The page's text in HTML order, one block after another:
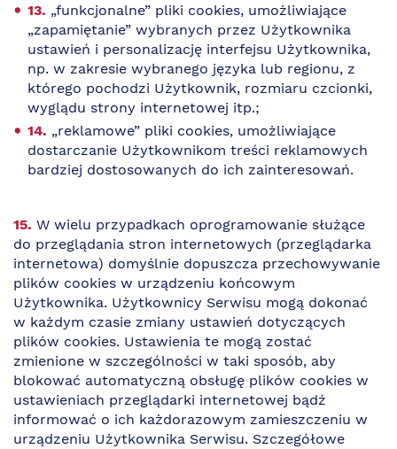
„funkcjonalne” pliki cookies, umożliwiające
„zapamiętanie” wybranych przez Użytkownika
ustawień i personalizację interfejsu Użytkownika,
np. w zakresie wybranego języka lub regionu, z
którego pochodzi Użytkownik, rozmiaru czcionki,
wyglądu strony internetowej itp.;
„reklamowe” pliki cookies, umożliwiające
dostarczanie Użytkownikom treści reklamowych
bardziej dostosowanych do ich zainteresowań.
W wielu przypadkach oprogramowanie służące
do przeglądania stron internetowych (przeglądarka
internetowa) domyślnie dopuszcza przechowywanie
plików cookies w urządzeniu końcowym
Użytkownika. Użytkownicy Serwisu mogą dokonać
w każdym czasie zmiany ustawień dotyczących
plików cookies. Ustawienia te mogą zostać
zmienione w szczególności w taki sposób, aby
blokować automatyczną obsługę plików cookies w
ustawieniach przeglądarki internetowej bądź
informować o ich każdorazowym zamieszczeniu w
urządzeniu Użytkownika Serwisu. Szczegółowe